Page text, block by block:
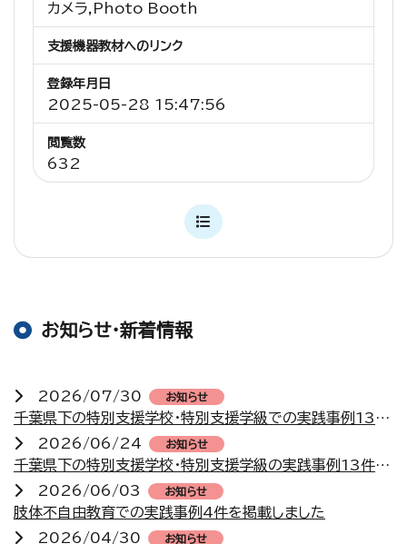
カメラ,Photo Booth
支援機器教材へのリンク
登録年月日
2025-05-28 15:47:56
閲覧数
632
お知らせ・新着情報
2026/07/30 お知らせ
千葉県下の特別支援学校・特別支援学級での実践事例13件を掲載しました
2026/06/24
お知らせ
千葉県下の特別支援学校・特別支援学級の実践事例13件を掲載しました
2026/06/03
お知らせ
肢体不自由教育での実践事例4件を掲載しました
2026/04/30
お知らせ